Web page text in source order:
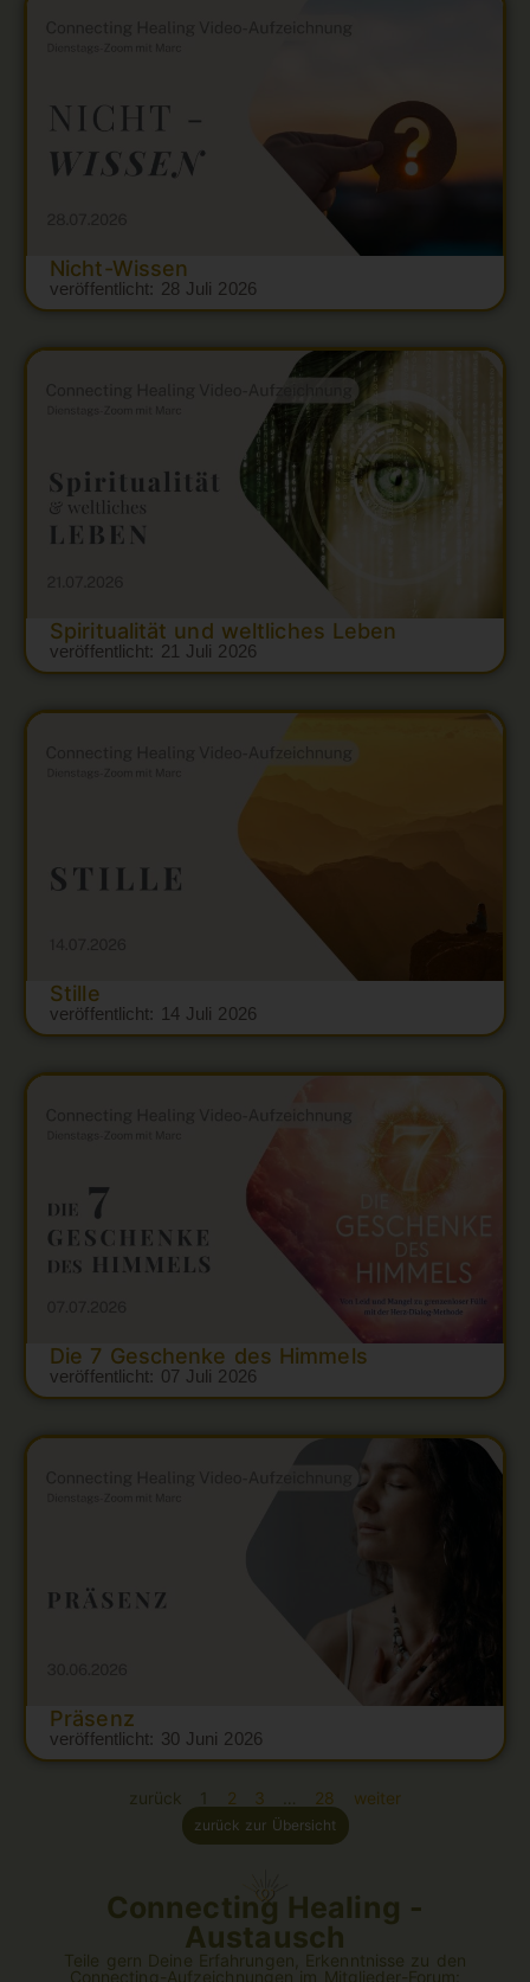
Nicht-Wissen
veröffentlicht: 28 Juli 2026
Spiritualität und weltliches Leben
veröffentlicht: 21 Juli 2026
Stille
veröffentlicht: 14 Juli 2026
Die 7 Geschenke des Himmels
veröffentlicht: 07 Juli 2026
Präsenz
veröffentlicht: 30 Juni 2026
zurück 1 2 3 … 28 weiter
zurück zur Übersicht
Connecting Healing -
Austausch
Teile gern Deine Erfahrungen, Erkenntnisse zu den
Connecting-Aufzeichnungen im Mitglieder-Forum: